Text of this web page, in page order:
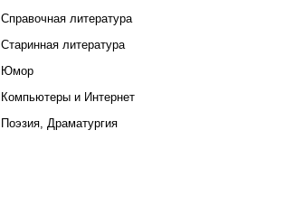
Справочная литература
Старинная литература
Юмор
Компьютеры и Интернет
Поэзия, Драматургия